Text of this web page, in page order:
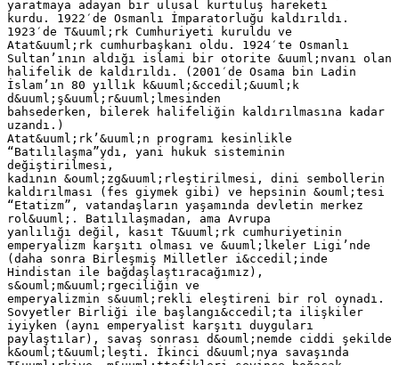
yaratmaya adayan bir ulusal kurtuluş hareketi
kurdu. 1922′de Osmanlı İmparatorluğu kaldırıldı.
1923′de T&uuml;rk Cumhuriyeti kuruldu ve
Atat&uuml;rk cumhurbaşkanı oldu. 1924′te Osmanlı
Sultan’ının aldığı islami bir otorite &uuml;nvanı olan
halifelik de kaldırıldı. (2001′de Osama bin Ladin
İslam’ın 80 yıllık k&uuml;&ccedil;&uuml;k
d&uuml;ş&uuml;r&uuml;lmesinden
bahsederken, bilerek halifeliğin kaldırılmasına kadar
uzandı.)
Atat&uuml;rk’&uuml;n programı kesinlikle
“Batılılaşma”ydı, yani hukuk sisteminin
değiştirilmesi,
kadının &ouml;zg&uuml;rleştirilmesi, dini sembollerin
kaldırılması (fes giymek gibi) ve hepsinin &ouml;tesi
“Etatizm”, vatandaşların yaşamında devletin merkez
rol&uuml;. Batılılaşmadan, ama Avrupa
yanlılığı değil, kasıt T&uuml;rk cumhuriyetinin
emperyalizm karşıtı olması ve &uuml;lkeler Ligi’nde
(daha sonra Birleşmiş Milletler i&ccedil;inde
Hindistan ile bağdaşlaştıracağımız),
s&ouml;m&uuml;rgeciliğin ve
emperyalizmin s&uuml;rekli eleştireni bir rol oynadı.
Sovyetler Birliği ile başlangı&ccedil;ta ilişkiler
iyiyken (aynı emperyalist karşıtı duyguları
paylaştılar), savaş sonrası d&ouml;nemde ciddi şekilde
k&ouml;t&uuml;leşti. İkinci d&uuml;nya savaşında